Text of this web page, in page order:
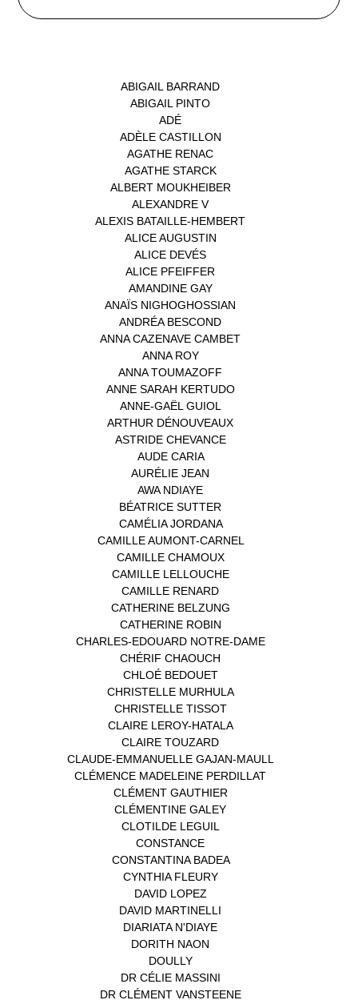
ABIGAIL BARRAND
ABIGAIL PINTO
ADÉ
ADÈLE CASTILLON
AGATHE RENAC
AGATHE STARCK(1)
ALBERT MOUKHEIBER
ALEXANDRE V(1)
ALEXIS BATAILLE-HEMBERT
ALICE AUGUSTIN
ALICE DEVÉS
ALICE PFEIFFER
AMANDINE GAY(1)
ANAÏS NIGHOGHOSSIAN
ANDRÉA BESCOND
ANNA CAZENAVE CAMBET
ANNA ROY(1)
ANNA TOUMAZOFF
ANNE SARAH KERTUDO(1)
ANNE-GAËL GUIOL
ARTHUR DÉNOUVEAUX
ASTRIDE CHEVANCE(3)
AUDE CARIA(1)
AURÉLIE JEAN
AWA NDIAYE
BÉATRICE SUTTER
CAMÉLIA JORDANA(1)
CAMILLE AUMONT-CARNEL
CAMILLE CHAMOUX(1)
CAMILLE LELLOUCHE(1)
CAMILLE RENARD
CATHERINE BELZUNG
CATHERINE ROBIN
CHARLES-EDOUARD NOTRE-DAME(1)
CHÉRIF CHAOUCH
CHLOÉ BEDOUET(1)
CHRISTELLE MURHULA(1)
CHRISTELLE TISSOT(2)
CLAIRE LEROY-HATALA(1)
CLAIRE TOUZARD
CLAUDE-EMMANUELLE GAJAN-MAULL
CLÉMENCE MADELEINE PERDILLAT
CLÉMENT GAUTHIER
CLÉMENTINE GALEY
CLOTILDE LEGUIL
CONSTANCE
CONSTANTINA BADEA(1)
CYNTHIA FLEURY(2)
DAVID LOPEZ
DAVID MARTINELLI
DIARIATA N'DIAYE
DORITH NAON
DOULLY(1)
DR CÉLIE MASSINI
DR CLÉMENT VANSTEENE(1)